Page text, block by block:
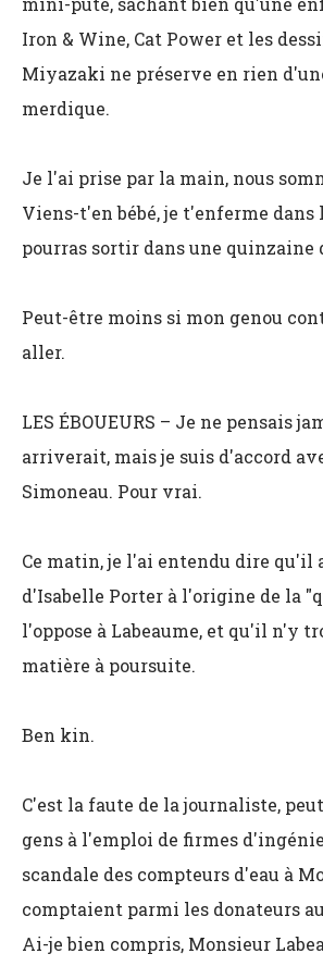
Iron & Wine, Cat Power et les
Miyazaki ne préserve en rien
merdique.
Je l'ai prise par la main, nous
Viens-t'en bébé, je t'enferme dans
pourras sortir dans une quinzaine
Peut-être moins si mon genou
aller.
LES ÉBOUEURS – Je ne pensais
arriverait, mais je suis d'accord
Simoneau. Pour vrai.
Ce matin, je l'ai entendu dire qu'il
d'Isabelle Porter à l'origine de la
l'oppose à Labeaume, et qu'il n'y
matière à poursuite.
Ben kin.
C'est la faute de la journaliste,
gens à l'emploi de firmes
scandale des compteurs d'eau à
comptaient parmi les donateurs
Ai-je bien compris, Monsieur